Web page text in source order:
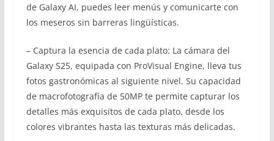
de Galaxy AI, puedes leer menús y comunicarte con
los meseros sin barreras lingüísticas.
– Captura la esencia de cada plato: La cámara del
Galaxy S25, equipada con ProVisual Engine, lleva tus
fotos gastronómicas al siguiente nivel. Su capacidad
de macrofotografía de 50MP te permite capturar los
detalles más exquisitos de cada plato, desde los
colores vibrantes hasta las texturas más delicadas.